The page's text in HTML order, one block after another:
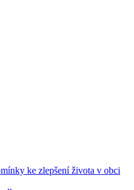
ke zlepšení života v obci